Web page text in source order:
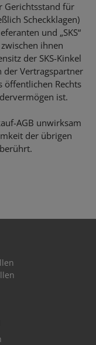
Gerichtsstand für
Scheckklagen)
und „SKS“
ihnen
der SKS-Kinkel
der Vertragspartner
öffentlichen Rechts
ist.
AGB unwirksam
der übrigen